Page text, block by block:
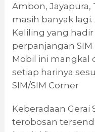
Ambon, Jayapura,
masih banyak lagi.
Keliling yang
perpanjangan SIM
Mobil ini mangkal
setiap harinya
SIM/SIM Corner
Keberadaan Gerai
terobosan